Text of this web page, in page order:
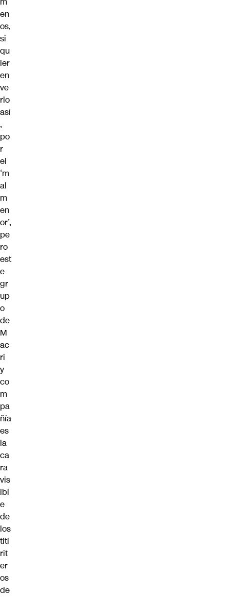
en
os,
si
qu
ier
en
ve
rlo
así
,
po
r
el
‘m
al
m
en
or’,
pe
ro
est
e
gr
up
o
de
M
ac
ri
y
co
m
pa
ñía
es
la
ca
ra
vis
ibl
e
de
los
titi
rit
er
os
de